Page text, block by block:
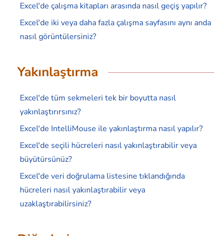
Excel'de çalışma kitapları arasında nasıl geçiş yapılır?
Excel'de iki veya daha fazla çalışma sayfasını aynı anda
nasıl görüntülersiniz?
Yakınlaştırma
Excel'de tüm sekmeleri tek bir boyutta nasıl
yakınlaştırırsınız?
Excel'de IntelliMouse ile yakınlaştırma nasıl yapılır?
Excel'de seçili hücreleri nasıl yakınlaştırabilir veya
büyütürsünüz?
Excel'de veri doğrulama listesine tıklandığında
hücreleri nasıl yakınlaştırabilir veya
uzaklaştırabilirsiniz?